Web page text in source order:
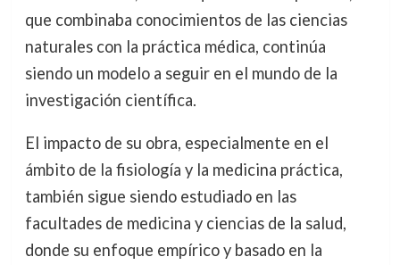
que combinaba conocimientos de las ciencias
naturales con la práctica médica, continúa
siendo un modelo a seguir en el mundo de la
investigación científica.
El impacto de su obra, especialmente en el
ámbito de la fisiología y la medicina práctica,
también sigue siendo estudiado en las
facultades de medicina y ciencias de la salud,
donde su enfoque empírico y basado en la